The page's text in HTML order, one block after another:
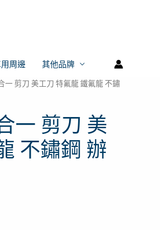
周邊 其他品牌
一 剪刀 美工刀 特氟龍 鐵氟龍 不鏽
一 剪刀 美
不鏽鋼 辦